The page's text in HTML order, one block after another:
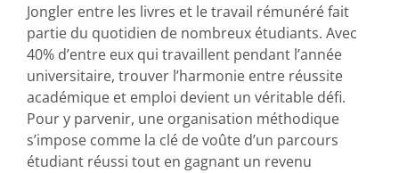
Jongler entre les livres et le travail rémunéré fait
partie du quotidien de nombreux étudiants. Avec
40% d’entre eux qui travaillent pendant l’année
universitaire, trouver l’harmonie entre réussite
académique et emploi devient un véritable défi.
Pour y parvenir, une organisation méthodique
s’impose comme la clé de voûte d’un parcours
étudiant réussi tout en gagnant un revenu